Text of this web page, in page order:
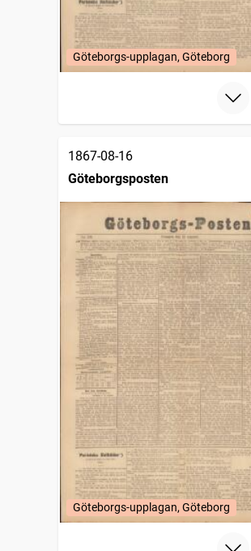
Göteborgs-upplagan, Göteborg
1867-08-16
Göteborgsposten
Göteborgs-upplagan, Göteborg